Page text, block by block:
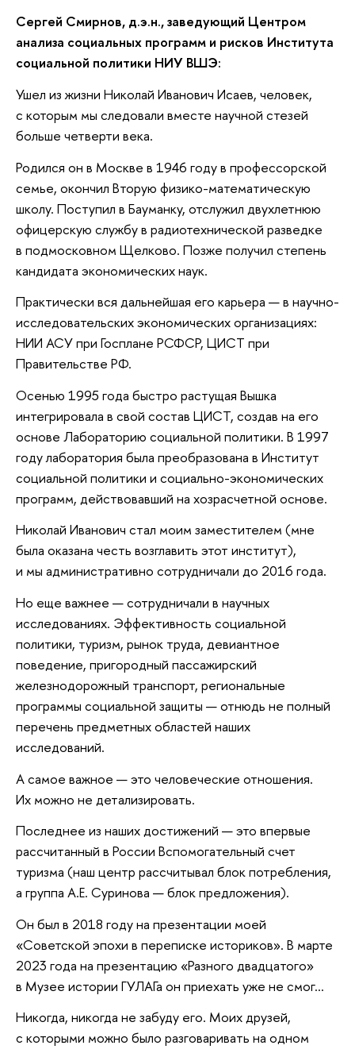
Сергей Смирнов, д.э.н., заведующий Центром
анализа социальных программ и рисков Института
социальной политики НИУ ВШЭ:
Ушел из жизни Николай Иванович Исаев, человек,
с которым мы следовали вместе научной стезей
больше четверти века.
Родился он в Москве в 1946 году в профессорской
семье, окончил Вторую физико-математическую
школу. Поступил в Бауманку, отслужил двухлетнюю
офицерскую службу в радиотехнической разведке
в подмосковном Щелково. Позже получил степень
кандидата экономических наук.
Практически вся дальнейшая его карьера — в научно-
исследовательских экономических организациях:
НИИ АСУ при Госплане РСФСР, ЦИСТ при
Правительстве РФ.
Осенью 1995 года быстро растущая Вышка
интегрировала в свой состав ЦИСТ, создав на его
основе Лабораторию социальной политики. В 1997
году лаборатория была преобразована в Институт
социальной политики и социально-экономических
программ, действовавший на хозрасчетной основе.
Николай Иванович стал моим заместителем (мне
была оказана честь возглавить этот институт),
и мы административно сотрудничали до 2016 года.
Но еще важнее — сотрудничали в научных
исследованиях. Эффективность социальной
политики, туризм, рынок труда, девиантное
поведение, пригородный пассажирский
железнодорожный транспорт, региональные
программы социальной защиты — отнюдь не полный
перечень предметных областей наших
исследований.
А самое важное — это человеческие отношения.
Их можно не детализировать.
Последнее из наших достижений — это впервые
рассчитанный в России Вспомогательный счет
туризма (наш центр рассчитывал блок потребления,
а группа А.Е. Суринова — блок предложения).
Он был в 2018 году на презентации моей
«Советской эпохи в переписке историков». В марте
2023 года на презентацию «Разного двадцатого»
в Музее истории ГУЛАГа он приехать уже не смог...
Никогда, никогда не забуду его. Моих друзей,
с которыми можно было разговаривать на одном